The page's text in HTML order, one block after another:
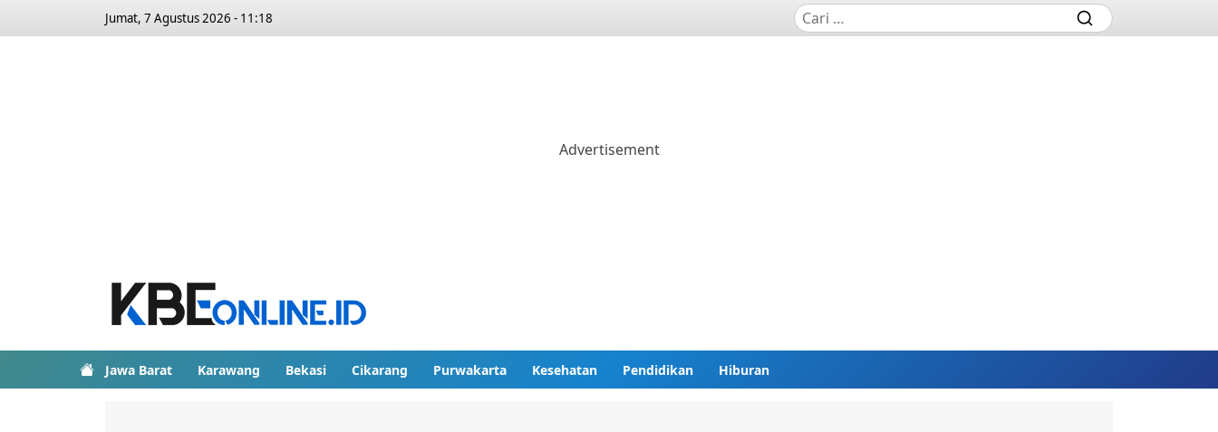
Jumat, 7 Agustus 2026 - 11:18
Jawa Barat Karawang Bekasi Cikarang Purwakarta Kesehatan Pendidikan Hiburan